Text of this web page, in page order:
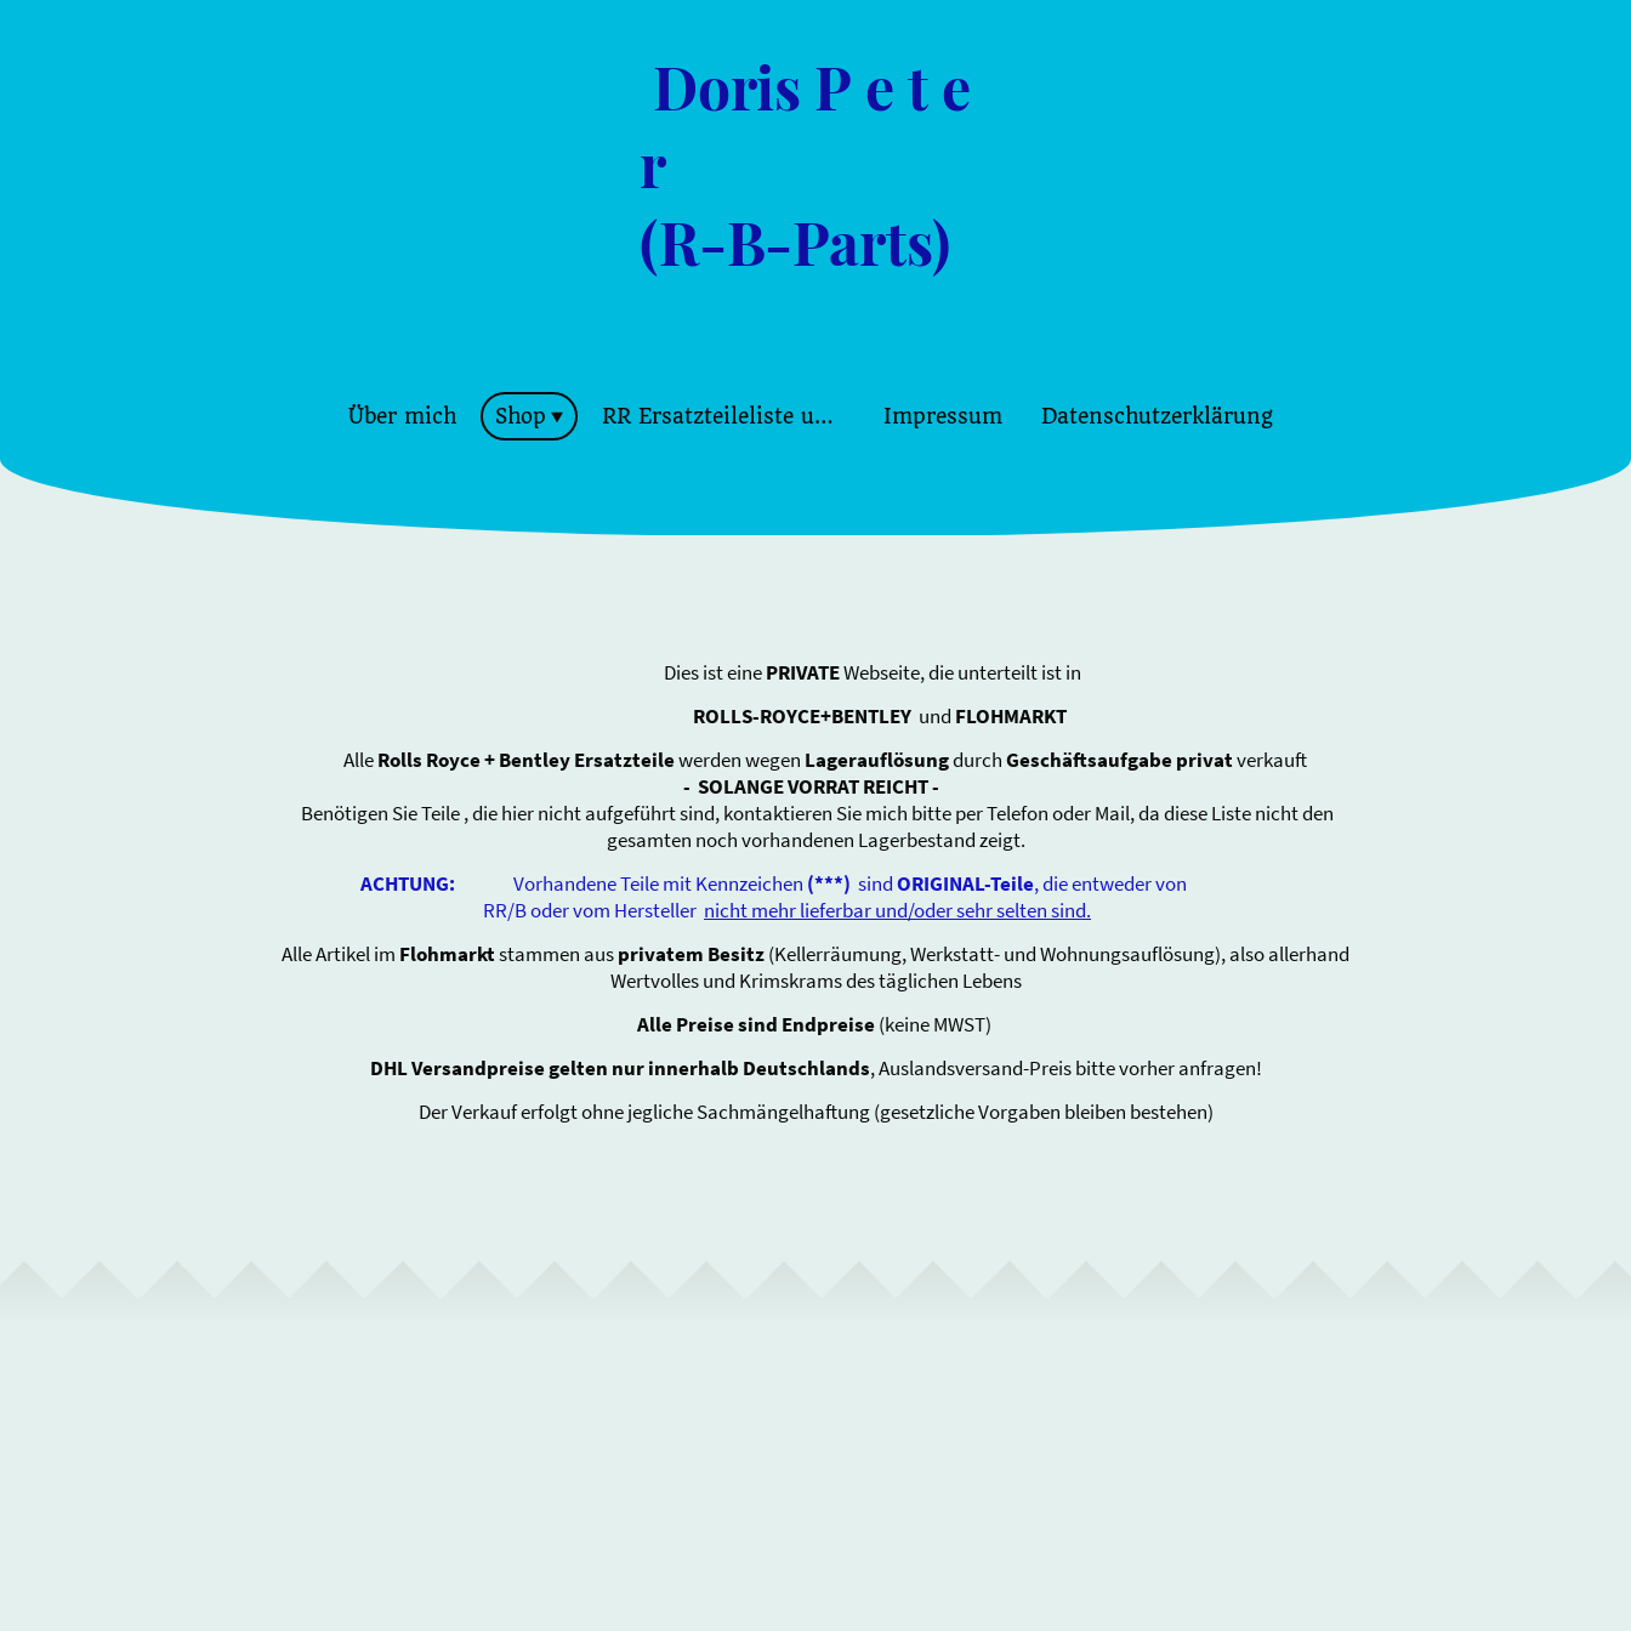
Doris P e t e
r
(R-B-Parts)
Über mich Shop RR Ersatzteileliste und Bilder Impressum Datenschutzerklärung
Dies ist einePRIVATEWebseite, die unterteilt ist in
ROLLS-ROYCE+BENTLEYund FLOHMARKT
AlleRolls Royce + Bentley Ersatzteilewerden wegen LagerauflösungdurchGeschäftsaufgabe privatverkauft
- SOLANGE VORRAT REICHT -
Benötigen Sie Teile , die hier nicht aufgeführt sind, kontaktieren Sie mich bitte per Telefon oder Mail, da diese Liste nicht den
gesamten noch vorhandenen Lagerbestand zeigt.
ACHTUNG: Vorhandene Teile mit Kennzeichen (***) sindORIGINAL-Teile, die entweder von
RR/B oder vom Hersteller nicht mehr lieferbar und/oder sehr selten sind.
Alle Artikel im Flohmarktstammen ausprivatem Besitz(Kellerräumung, Werkstatt- und Wohnungsauflösung), also allerhand
Wertvolles und Krimskrams des täglichen Lebens
Alle Preise sind Endpreise(keine MWST)
DHL Versandpreise gelten nur innerhalb Deutschlands, Auslandsversand-Preis bitte vorher anfragen!
Der Verkauf erfolgt ohne jegliche Sachmängelhaftung (gesetzliche Vorgaben bleiben bestehen)